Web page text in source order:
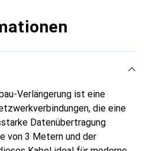
Verlängerung ist eine
die eine
Datenübertragung
von 3 Metern und der